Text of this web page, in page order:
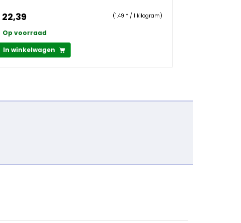
(1,49 * / 1 kilogram)
Op voorraad
In winkelwagen